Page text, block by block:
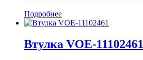
Подробнее
Втулка VOE-11102461